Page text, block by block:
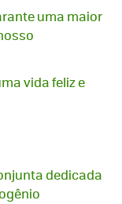
uma maior
vida feliz e
dedicada